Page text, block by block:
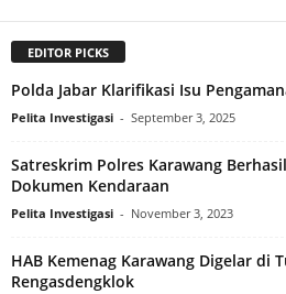
EDITOR PICKS
Polda Jabar Klarifikasi Isu
Pelita Investigasi - September 3, 2025
Satreskrim Polres Karawang
Dokumen Kendaraan
Pelita Investigasi - November 3, 2023
HAB Kemenag Karawang Digelar di
Rengasdengklok